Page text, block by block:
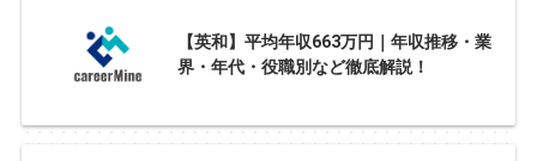
【英和】平均年収663万円｜年収推移・業
界・年代・役職別など徹底解説！